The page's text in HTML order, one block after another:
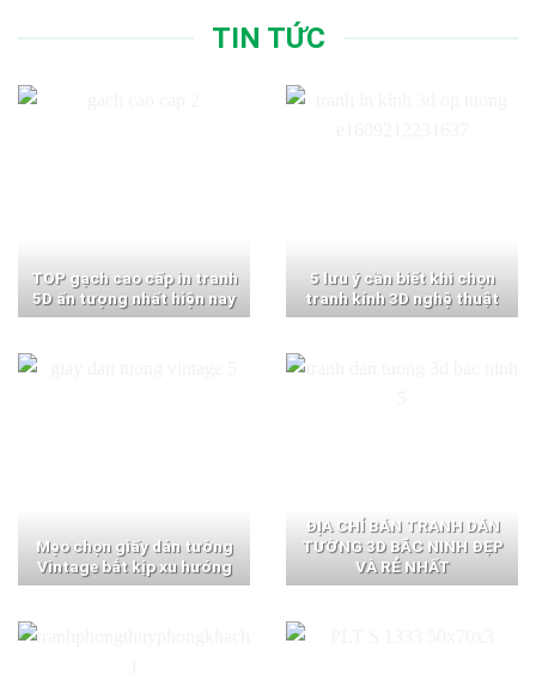
TIN TỨC
TOP gạch cao cấp in tranh
5D ấn tượng nhất hiện nay
5 lưu ý cần biết khi chọn
tranh kính 3D nghệ thuật
Mẹo chọn giấy dán tường
Vintage bắt kịp xu hướng
ĐỊA CHỈ BÁN TRANH DÁN
TƯỜNG 3D BẮC NINH ĐẸP
VÀ RẺ NHẤT